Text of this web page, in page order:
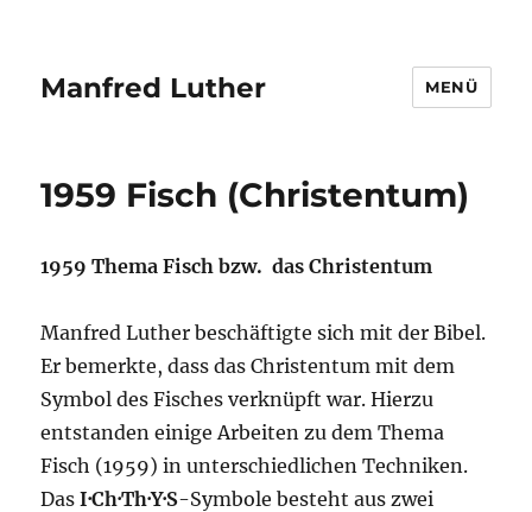
Manfred Luther MENÜ
1959 Fisch (Christentum)
1959 Thema Fisch bzw. das Christentum
Manfred Luther beschäftigte sich mit der Bibel.
Er bemerkte, dass das Christentum mit dem
Symbol des Fisches verknüpft war. Hierzu
entstanden einige Arbeiten zu dem Thema
Fisch (1959) in unterschiedlichen Techniken.
DasI·Ch·Th·Y·S-Symbole besteht aus zwei